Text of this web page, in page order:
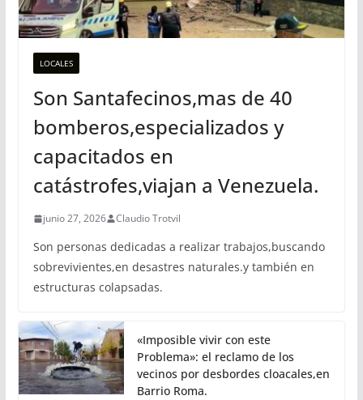
LOCALES
Son Santafecinos,mas de 40
bomberos,especializados y
capacitados en
catástrofes,viajan a Venezuela.
junio 27, 2026 Claudio Trotvil
Son personas dedicadas a realizar trabajos,buscando
sobrevivientes,en desastres naturales.y también en
estructuras colapsadas.
«Imposible vivir con este
Problema»: el reclamo de los
vecinos por desbordes cloacales,en
Barrio Roma.